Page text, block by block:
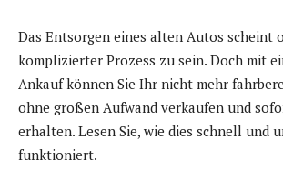
Das Entsorgen eines alten Autos scheint
komplizierter Prozess zu sein. Doch mit
Ankauf können Sie Ihr nicht mehr
ohne großen Aufwand verkaufen und
erhalten. Lesen Sie, wie dies schnell und
funktioniert.